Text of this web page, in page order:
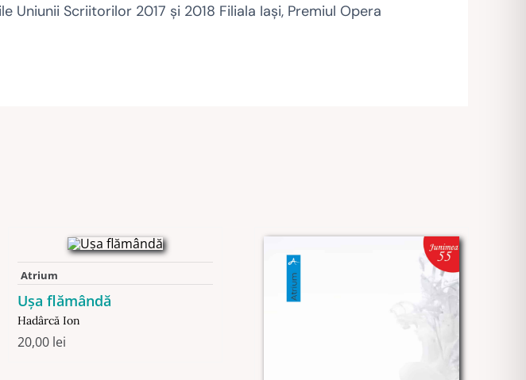
Uniunii Scriitorilor 2017 şi 2018 Filiala Iaşi, Premiul Opera
Atrium
Uşa flămândă
Hadârcă Ion
20,00 lei